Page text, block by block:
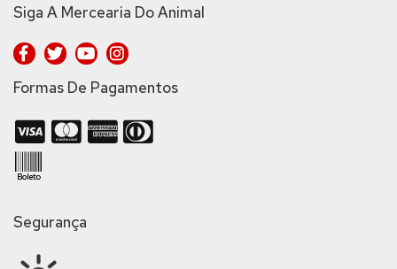
Siga A Mercearia Do Animal
Formas De Pagamentos
Segurança